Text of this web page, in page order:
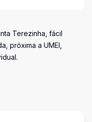
Terezinha, fácil
próxima a UMEI,